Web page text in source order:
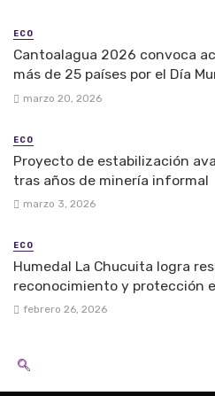
ECO
Cantoalagua 2026 convoca
más de 25 países por el Día
marzo 20, 2026
ECO
Proyecto de estabilización
tras años de minería informal
marzo 3, 2026
ECO
Humedal La Chucuita logra
reconocimiento y protección
febrero 26, 2026